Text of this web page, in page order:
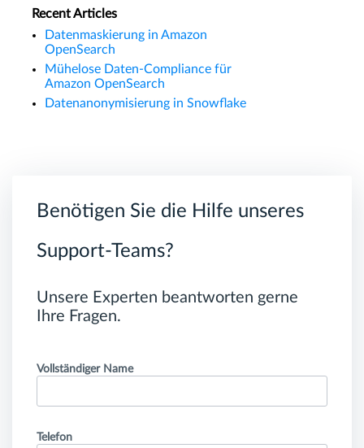
Recent Articles
Datenmaskierung in Amazon
OpenSearch
Mühelose Daten-Compliance für
Amazon OpenSearch
Datenanonymisierung in Snowflake
Benötigen Sie die Hilfe unseres
Support-Teams?
Unsere Experten beantworten gerne
Ihre Fragen.
Vollständiger Name
Telefon